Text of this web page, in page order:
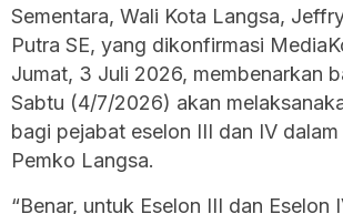
Sementara, Wali Kota Langsa,
Putra SE, yang dikonfirmasi
Jumat, 3 Juli 2026, membenarkan
Sabtu (4/7/2026) akan
bagi pejabat eselon III dan IV
Pemko Langsa.
“Benar, untuk Eselon III dan Eselon